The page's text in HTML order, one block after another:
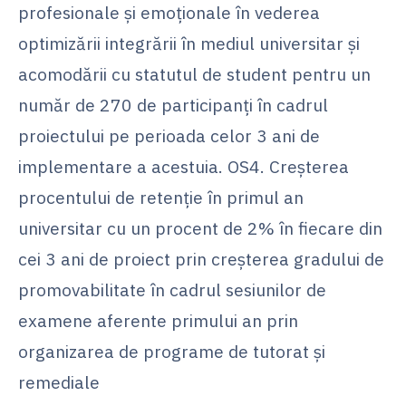
profesionale și emoționale în vederea
optimizării integrării în mediul universitar și
acomodării cu statutul de student pentru un
număr de 270 de participanți în cadrul
proiectului pe perioada celor 3 ani de
implementare a acestuia. OS4. Creșterea
procentului de retenție în primul an
universitar cu un procent de 2% în fiecare din
cei 3 ani de proiect prin creșterea gradului de
promovabilitate în cadrul sesiunilor de
examene aferente primului an prin
organizarea de programe de tutorat și
remediale